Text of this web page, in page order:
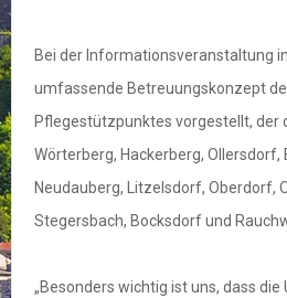
Bei der Informationsveranstaltung
umfassende Betreuungskonzept
Pflegestützpunktes vorgestellt, der
Wörterberg, Hackerberg, Ollersdorf,
Neudauberg, Litzelsdorf, Oberdorf,
Stegersbach, Bocksdorf und
„Besonders wichtig ist uns, dass